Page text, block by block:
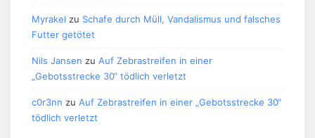
Myrakel zu Schafe durch Müll, Vandalismus und falsches
Futter getötet
Nils Jansen zu Auf Zebrastreifen in einer
„Gebotsstrecke 30“ tödlich verletzt
c0r3nn zu Auf Zebrastreifen in einer „Gebotsstrecke 30“
tödlich verletzt